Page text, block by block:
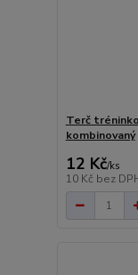
Terč
kombinovaný
12 Kč/ks
10 Kč bez